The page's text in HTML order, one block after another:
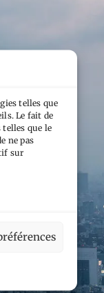
telles que
Le fait de
telles que le
ne pas
sur